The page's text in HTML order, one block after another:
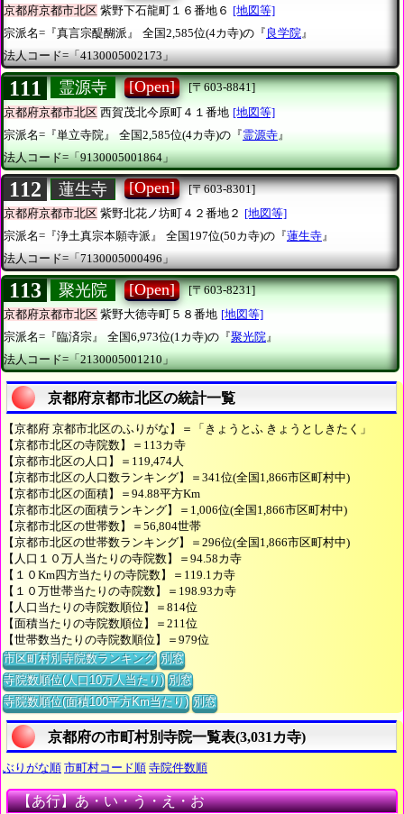
京都府京都市北区 紫野下石龍町１６番地６ [地図等]
宗派名=『真言宗醍醐派』
全国2,585位(4カ寺)の『 良学院』
法人コード=「4130005002173」
111 霊源寺 [Open]
[〒603-8841]
京都府京都市北区 西賀茂北今原町４１番地 [地図等]
宗派名=『単立寺院』
全国2,585位(4カ寺)の『霊源寺 』
法人コード=「9130005001864」
112 蓮生寺 [Open]
[〒603-8301]
京都府京都市北区 紫野北花ノ坊町４２番地２ [地図等]
宗派名=『浄土真宗本願寺派』
全国197位(50カ寺)の『蓮生寺』
法人コード=「7130005000496」
113 聚光院 [Open]
[〒603-8231]
京都府京都市北区 紫野大徳寺町５８番地 [地図等]
宗派名=『臨済宗』
全国6,973位(1カ寺)の『聚光院』
法人コード=「2130005001210」
京都府京都市北区の統計一覧
【京都府 京都市北区のふりがな】＝「きょうとふ きょうとしきたく」
【京都市北区の寺院数】＝113カ寺
【京都市北区の人口】＝119,474人
【京都市北区の人口数ランキング】＝341位(全国1,866市区町村中)
【京都市北区の面積】＝94.88平方Km
【京都市北区の面積ランキング】＝1,006位(全国1,866市区町村中)
【京都市北区の世帯数】＝56,804世帯
【京都市北区の世帯数ランキング】＝296位(全国1,866市区町村中)
【人口１０万人当たりの寺院数】＝94.58カ寺
【１０Km四方当たりの寺院数】＝119.1カ寺
【１０万世帯当たりの寺院数】＝198.93カ寺
【人口当たりの寺院数順位】＝814位
【面積当たりの寺院数順位】＝211位
【世帯数当たりの寺院数順位】＝979位
市区町村別寺院数ランキング 別窓
寺院数順位(人口10万人当たり) 別窓
寺院数順位(面積100平方Km当たり) 別窓
京都府の市町村別寺院一覧表(3,031カ寺)
ぶりがな順 市町村コード順 寺院件数順
【あ行】あ・い・う・え・お